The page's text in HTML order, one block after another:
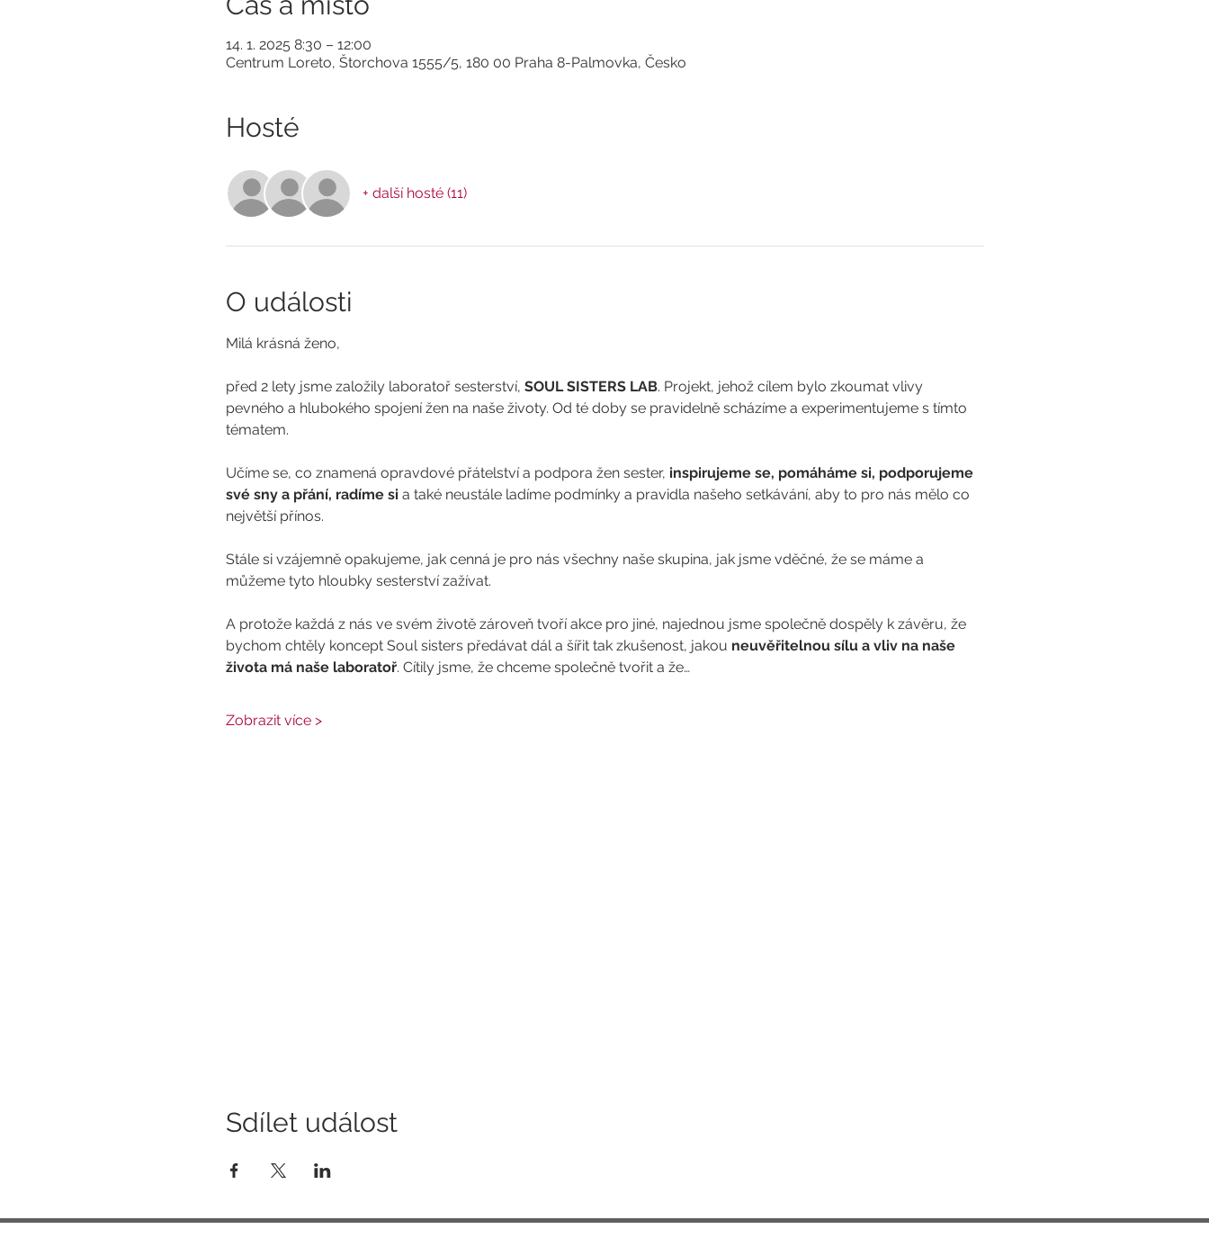
14. 1. 2025 8:30 – 12:00
Centrum Loreto, Štorchova 1555/5, 180 00 Praha 8-Palmovka, Česko
Hosté
+ další hosté (11)
O události
Milá krásná ženo,
před 2 lety jsme založily laboratoř sesterství, SOUL SISTERS LAB. Projekt, jehož cílem bylo zkoumat vlivy
pevného a hlubokého spojení žen na naše životy. Od té doby se pravidelně scházíme a experimentujeme s tímto
tématem.
Učíme se, co znamená opravdové přátelství a podpora žen sester, inspirujeme se, pomáháme si, podporujeme
své sny a přání, radíme si a také neustále ladíme podmínky a pravidla našeho setkávání, aby to pro nás mělo co
největší přínos.
Stále si vzájemně opakujeme, jak cenná je pro nás všechny naše skupina, jak jsme vděčné, že se máme a
můžeme tyto hloubky sesterství zažívat.
A protože každá z nás ve svém životě zároveň tvoří akce pro jiné, najednou jsme společně dospěly k závěru, že
bychom chtěly koncept Soul sisters předávat dál a šířit tak zkušenost, jakou neuvěřitelnou sílu a vliv na naše
života má naše laboratoř. Cítily jsme, že chceme společně tvořit a že…
Zobrazit více >
Sdílet událost